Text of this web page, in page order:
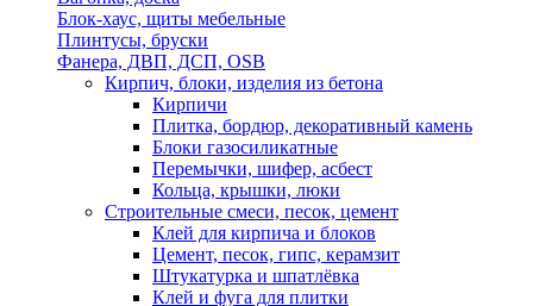
Блок-хаус, щиты мебельные
Плинтусы, бруски
Фанера, ДВП, ДСП, OSB
Кирпич, блоки, изделия из бетона
Кирпичи
Плитка, бордюр, декоративный камень
Блоки газосиликатные
Перемычки, шифер, асбест
Кольца, крышки, люки
Строительные смеси, песок, цемент
Клей для кирпича и блоков
Цемент, песок, гипс, керамзит
Штукатурка и шпатлёвка
Клей и фуга для плитки